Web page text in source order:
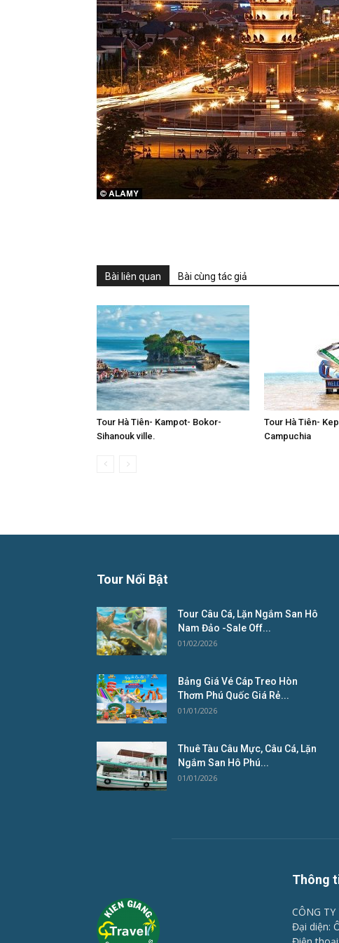
Phú
Quốc
Hàng
Bài liên quan Bài cùng tác giả
Tour Hà Tiên- Kampot- Bokor-
Sihanouk ville.
Tour Hà Tiên-
Campuchia
Tour Nổi Bật
Tour Câu Cá, Lặn Ngắm San Hô
Nam Đảo -Sale Off...
01/02/2026
Bảng Giá Vé Cáp Treo Hòn
Thơm Phú Quốc Giá Rẻ...
01/01/2026
Thuê Tàu Câu Mực, Câu Cá, Lặn
Ngắm San Hô Phú...
01/01/2026
Thông
CÔNG
Đại diện: